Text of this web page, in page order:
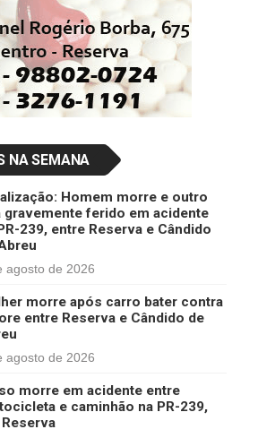
NA SEMANA
Homem morre e outro
gravemente ferido em acidente
239, entre Reserva e Cândido
agosto de 2026
morre após carro bater contra
entre Reserva e Cândido de
agosto de 2026
morre em acidente entre
e caminhão na PR-239,